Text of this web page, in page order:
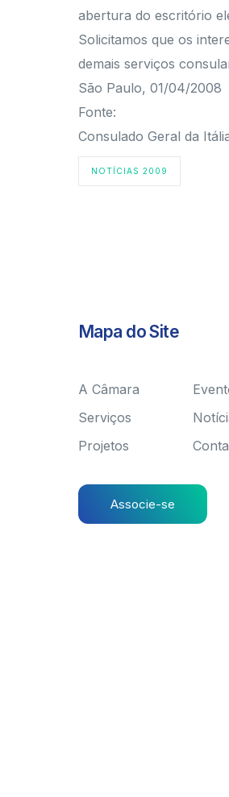
abertura do escritório
Solicitamos que os
demais serviços
São Paulo, 01/04/2008
Fonte:
Consulado Geral da
NOTÍCIAS 2009
Mapa do Site
A Câmara
Serviços
Projetos
Associe-se